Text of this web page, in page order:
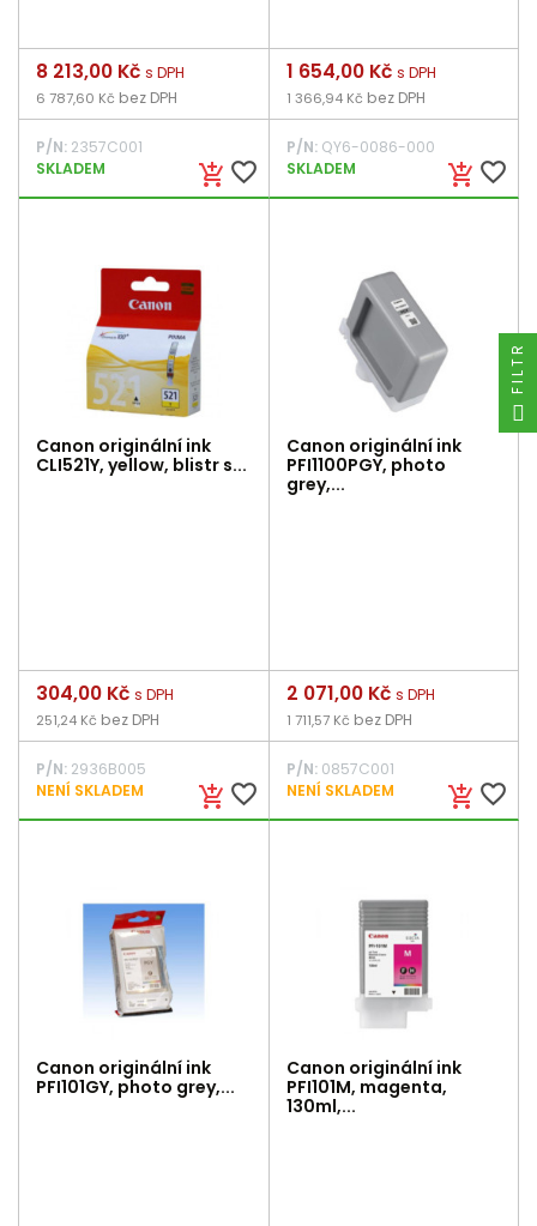
add_shopping_cart favorite_border
Cena
8 213,00 Kč s DPH
6 787,60 Kč bez DPH
P/N: 2357C001
SKLADEM
add_shopping_cart favorite_border
Cena
1 654,00 Kč s DPH
1 366,94 Kč bez DPH
P/N:QY6-0086-000
SKLADEM
Canon originální ink
CLI521Y, yellow, blistr s...
add_shopping_cart favorite_border
Cena
304,00 Kč s DPH
251,24 Kč bez DPH
P/N: 2936B005
NENÍ SKLADEM
Canon originální ink
PFI1100PGY, photo
grey,...
add_shopping_cart favorite_border
Cena
2 071,00 Kč s DPH
1 711,57 Kč bez DPH
P/N:0857C001
NENÍ SKLADEM
Canon originální ink
PFI101GY, photo grey,...
Canon originální ink
PFI101M, magenta,
130ml,...
FILTR